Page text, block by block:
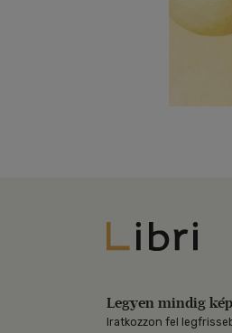
Libri
Legyen mindig
Iratkozzon fel